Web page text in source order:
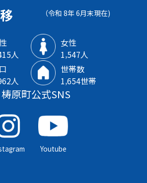
（令和 8年 6月末現在)
人
女性
1‚547人
人
世帯数
1‚654世帯
梼原町公式SNS
Youtube